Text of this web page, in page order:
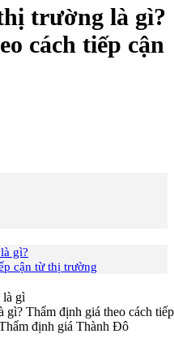
trường là gì?
cách tiếp cận
gì?
cận từ thị trường
gì? Thẩm định giá theo cách
định giá Thành Đô